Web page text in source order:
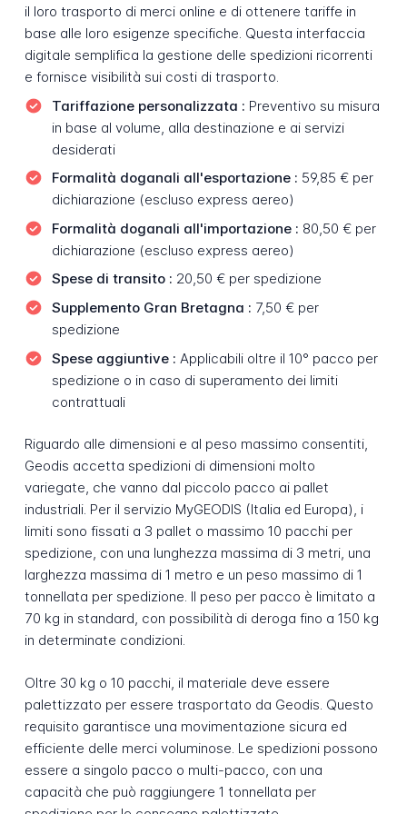
il loro trasporto di merci online e di ottenere tariffe in
base alle loro esigenze specifiche. Questa interfaccia
digitale semplifica la gestione delle spedizioni ricorrenti
e fornisce visibilità sui costi di trasporto.
Tariffazione personalizzata : Preventivo su misura
in base al volume, alla destinazione e ai servizi
desiderati
Formalità doganali all'esportazione : 59,85 € per
dichiarazione (escluso express aereo)
Formalità doganali all'importazione : 80,50 € per
dichiarazione (escluso express aereo)
Spese di transito : 20,50 € per spedizione
Supplemento Gran Bretagna : 7,50 € per
spedizione
Spese aggiuntive : Applicabili oltre il 10° pacco per
spedizione o in caso di superamento dei limiti
contrattuali
Riguardo alle dimensioni e al peso massimo consentiti,
Geodis accetta spedizioni di dimensioni molto
variegate, che vanno dal piccolo pacco ai pallet
industriali. Per il servizio MyGEODIS (Italia ed Europa), i
limiti sono fissati a 3 pallet o massimo 10 pacchi per
spedizione, con una lunghezza massima di 3 metri, una
larghezza massima di 1 metro e un peso massimo di 1
tonnellata per spedizione. Il peso per pacco è limitato a
70 kg in standard, con possibilità di deroga fino a 150 kg
in determinate condizioni.
Oltre 30 kg o 10 pacchi, il materiale deve essere
palettizzato per essere trasportato da Geodis. Questo
requisito garantisce una movimentazione sicura ed
efficiente delle merci voluminose. Le spedizioni possono
essere a singolo pacco o multi-pacco, con una
capacità che può raggiungere 1 tonnellata per